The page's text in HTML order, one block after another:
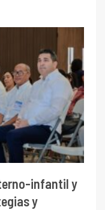
infantil y
y